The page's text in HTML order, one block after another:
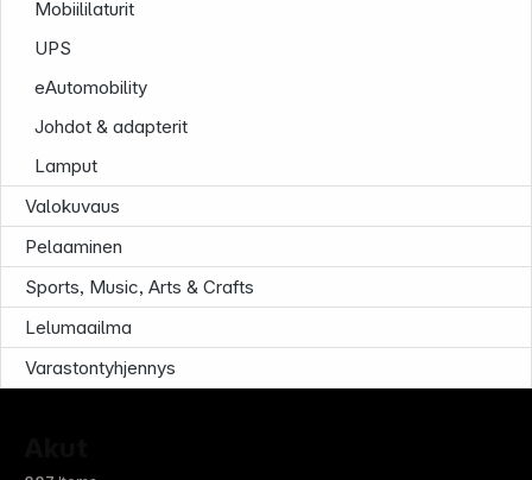
Mobiililaturit
UPS
eAutomobility
Johdot & adapterit
Lamput
Valokuvaus
Pelaaminen
Sports, Music, Arts & Crafts
Lelumaailma
Varastontyhjennys